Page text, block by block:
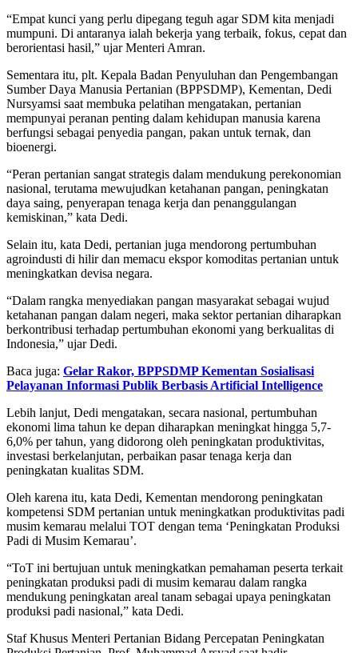
“Empat kunci yang perlu dipegang teguh agar SDM kita menjadi
mumpuni. Di antaranya ialah bekerja yang terbaik, fokus, cepat dan
berorientasi hasil,” ujar Menteri Amran.
Sementara itu, plt. Kepala Badan Penyuluhan dan Pengembangan
Sumber Daya Manusia Pertanian (BPPSDMP), Kementan, Dedi
Nursyamsi saat membuka pelatihan mengatakan, pertanian
mempunyai peranan penting dalam kehidupan manusia karena
berfungsi sebagai penyedia pangan, pakan untuk ternak, dan
bioenergi.
“Peran pertanian sangat strategis dalam mendukung perekonomian
nasional, terutama mewujudkan ketahanan pangan, peningkatan
daya saing, penyerapan tenaga kerja dan penanggulangan
kemiskinan,” kata Dedi.
Selain itu, kata Dedi, pertanian juga mendorong pertumbuhan
agroindusti di hilir dan memacu ekspor komoditas pertanian untuk
meningkatkan devisa negara.
“Dalam rangka menyediakan pangan masyarakat sebagai wujud
ketahanan pangan dalam negeri, maka sektor pertanian diharapkan
berkontribusi terhadap pertumbuhan ekonomi yang berkualitas di
Indonesia,” ujar Dedi.
Baca juga: Gelar Rakor, BPPSDMP Kementan Sosialisasi
Pelayanan Informasi Publik Berbasis Artificial Intelligence
Lebih lanjut, Dedi mengatakan, secara nasional, pertumbuhan
ekonomi lima tahun ke depan diharapkan meningkat hingga 5,7-
6,0% per tahun, yang didorong oleh peningkatan produktivitas,
investasi berkelanjutan, perbaikan pasar tenaga kerja dan
peningkatan kualitas SDM.
Oleh karena itu, kata Dedi, Kementan mendorong peningkatan
kompetensi SDM pertanian untuk meningkatkan produktivitas padi
musim kemarau melalui TOT dengan tema ‘Peningkatan Produksi
Padi di Musim Kemarau’.
“ToT ini bertujuan untuk meningkatkan pemahaman peserta terkait
peningkatan produksi padi di musim kemarau dalam rangka
mendukung peningkatan areal tanam sebagai upaya peningkatan
produksi padi nasional,” kata Dedi.
Staf Khusus Menteri Pertanian Bidang Percepatan Peningkatan